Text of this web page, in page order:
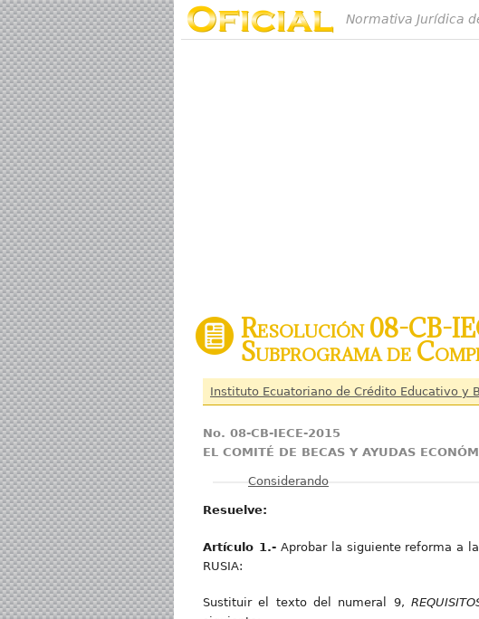
Normativa Jurídica
Resolución 08-CB-
Subprograma de
Instituto Ecuatoriano de Crédito Educativo y
No. 08-CB-IECE-2015
EL COMITÉ DE BECAS Y AYUDAS
Mostrar
Considerando
Resuelve:
Artículo 1.-Aprobar la siguiente reforma a
RUSIA:
Sustituir el texto del numeral 9,